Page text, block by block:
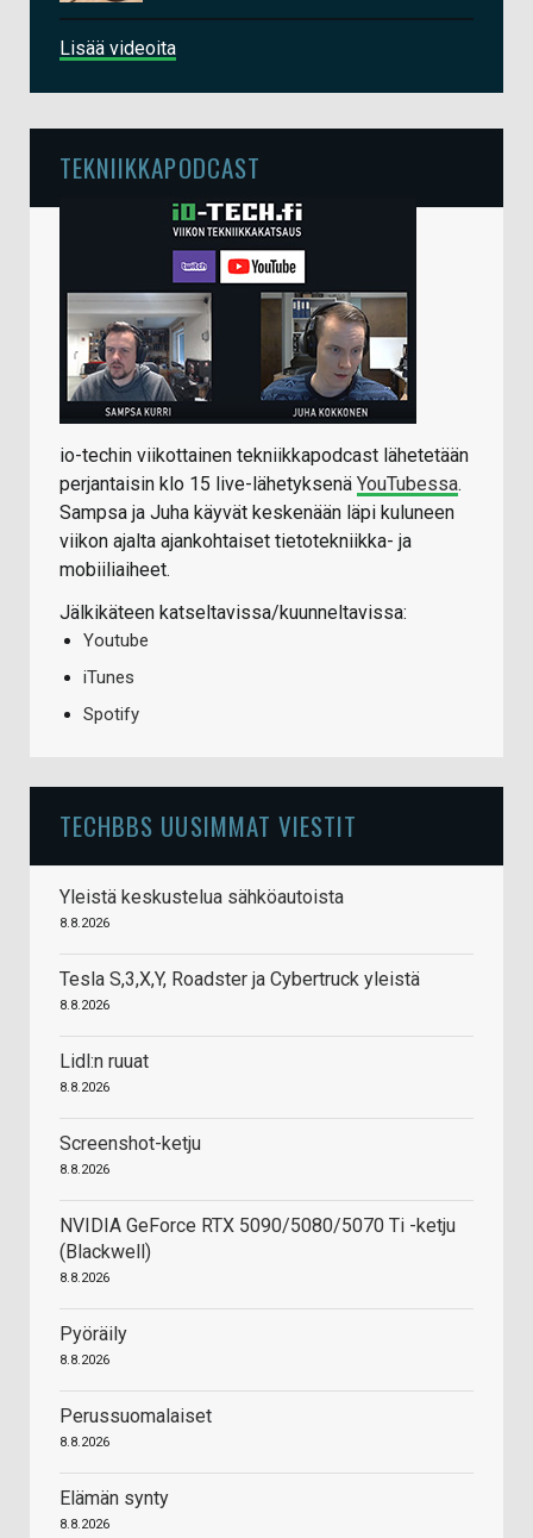
Lisää videoita
TEKNIIKKAPODCAST
io-techin viikottainen tekniikkapodcast lähetetään
perjantaisin klo 15 live-lähetyksenä YouTubessa.
Sampsa ja Juha käyvät keskenään läpi kuluneen
viikon ajalta ajankohtaiset tietotekniikka- ja
mobiiliaiheet.
Jälkikäteen katseltavissa/kuunneltavissa:
Youtube
iTunes
Spotify
TECHBBS UUSIMMAT VIESTIT
Yleistä keskustelua sähköautoista
8.8.2026
Tesla S,3,X,Y, Roadster ja Cybertruck yleistä
8.8.2026
Lidl:n ruuat
8.8.2026
Screenshot-ketju
8.8.2026
NVIDIA GeForce RTX 5090/5080/5070 Ti -ketju
(Blackwell)
8.8.2026
Pyöräily
8.8.2026
Perussuomalaiset
8.8.2026
Elämän synty
8.8.2026